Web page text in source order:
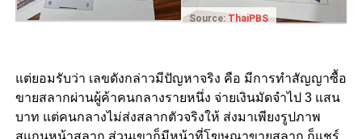
Source: ThaiPBS
แต่ยอมรับว่า เลขดังกล่าวมีปัญหาจริง คือ มีการทำสัญญาซื้อ
ขายสลากผ่านผู้ค้าคนกลางรายหนึ่ง จ่ายเงินมัดจำไป 3 แสน
บาท แต่คนกลางไม่ส่งสลากตัวจริงให้ ส่งมาเพียงรูปภาพ
สแกนหน้าสลาก ส่วนเขาก็มีหน้าที่โฆษณาขายสลาก ก็แชร์